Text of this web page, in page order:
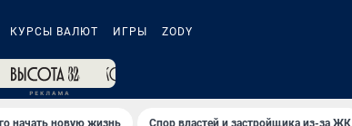
КУРСЫ ВАЛЮТ ИГРЫ ZODY
начать новую жизнь Спор властей и застройщика из-за ЖК